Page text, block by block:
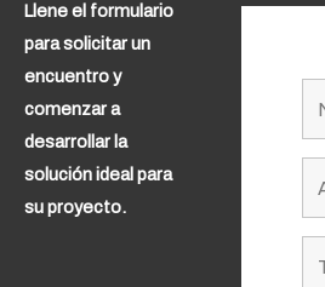
Llene el formulario
para solicitar un
encuentro y
comenzar a
desarrollar la
solución ideal para
su proyecto.